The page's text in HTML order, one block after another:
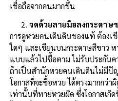
เชื่อถือจากคนมากขึ้น
จดด้วยลายมือลงกระดาษ
การดูหวยคนเดินดินของแท้ ต้องเ
ใดๆ และเขียนบนกระดาษสีขาว
แบบแล้วไปซื้อตาม ไม่รับประกันค
ถ้าเป็นสำนักหวยคนเดินดินไม่มีปั
โอกาสที่จะซื้อหวย ได้ตรงมากกว่า
เท่านั้นที่ทายหวยผิด ซึ่งโอกาสเกิ